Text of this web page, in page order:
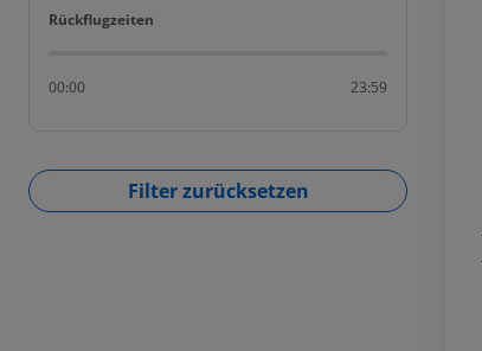
Rückflugzeiten
Rückflugzeiten
00:00 23:59
Filter zurücksetzen